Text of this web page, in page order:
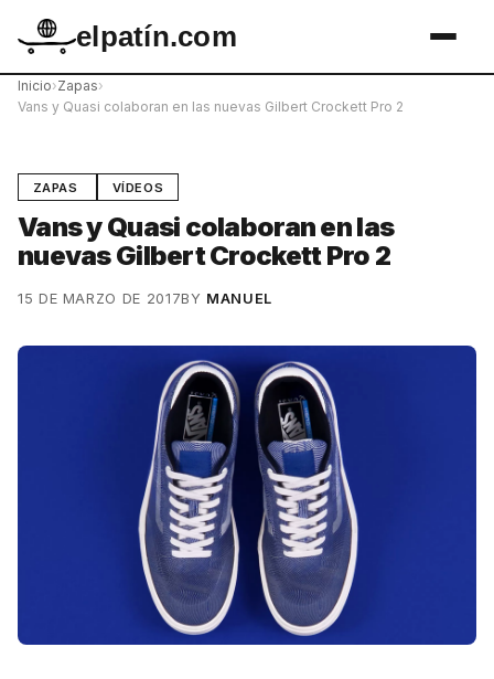
elpatín.com
Inicio›Zapas›
Vans y Quasi colaboran en las nuevas Gilbert Crockett Pro 2
ZAPAS VÍDEOS
Vans y Quasi colaboran en las
nuevas Gilbert Crockett Pro 2
15 DE MARZO DE 2017BY MANUEL